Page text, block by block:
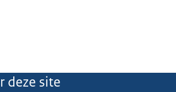
deze site